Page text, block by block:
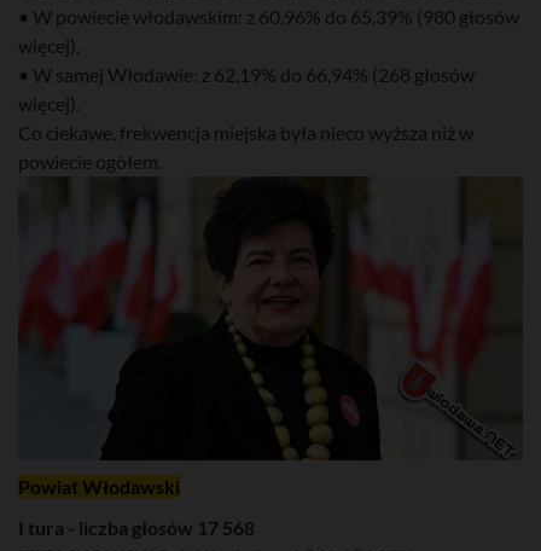
• W powiecie włodawskim: z 60,96% do 65,39% (980 głosów
więcej),
• W samej Włodawie: z 62,19% do 66,94% (268 głosów
więcej).
Co ciekawe, frekwencja miejska była nieco wyższa niż w
powiecie ogółem.
Powiat Włodawski
I tura - liczba głosów 17 568